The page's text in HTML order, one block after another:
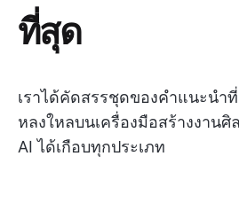
ที่สุด
เราได้คัดสรรชุดของคำแนะนำ
หลงใหลบนเครื่องมือสร้างงาน
AI ได้เกือบทุกประเภท